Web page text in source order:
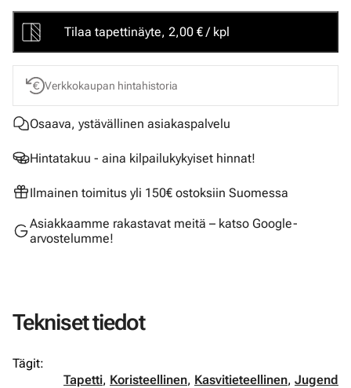
Tilaa tapettinäyte, 2,00 € / kpl
Verkkokaupan hintahistoria
Osaava, ystävällinen asiakaspalvelu
Hintatakuu - aina kilpailukykyiset hinnat!
Ilmainen toimitus yli 150€ ostoksiin Suomessa
Asiakkaamme rakastavat meitä – katso Google-
arvostelumme!
Tekniset tiedot
Tägit:
Tapetti, Koristeellinen, Kasvitieteellinen, Jugend